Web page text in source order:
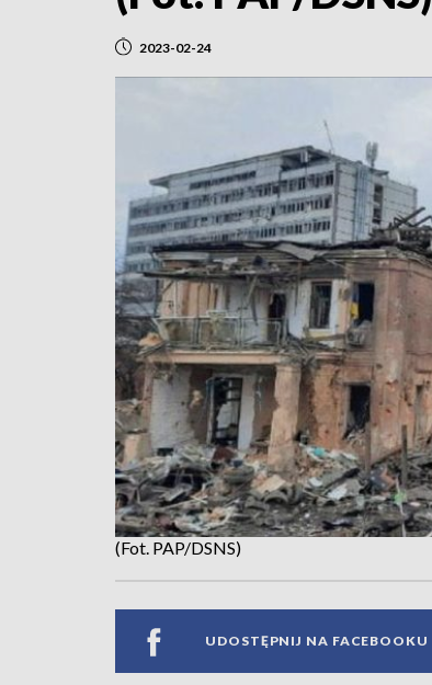
2023-02-24
(Fot. PAP/DSNS)
UDOSTĘPNIJ NA FACEBOOKU